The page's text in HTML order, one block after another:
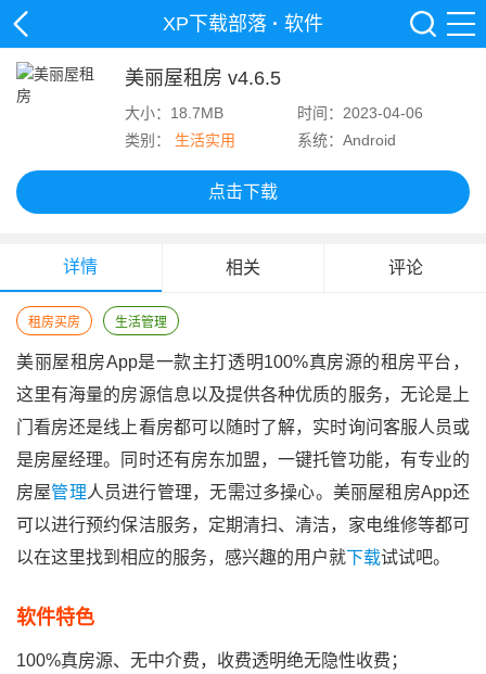
XP下载部落· 软件
美丽屋租房 v4.6.5
大小：18.7MB
时间：2023-04-06
类别： 生活实用 系统：Android
点击下载
详情 相关 评论
租房买房 生活管理
美丽屋租房app是一款主打透明100%真房源的租房平台，
这里有海量的房源信息以及提供各种优质的服务，无论是上
门看房还是线上看房都可以随时了解，实时询问客服人员或
是房屋经理。同时还有房东加盟，一键托管功能，有专业的
房屋管理人员进行管理，无需过多操心。美丽屋租房app还
可以进行预约保洁服务，定期清扫、清洁，家电维修等都可
以在这里找到相应的服务，感兴趣的用户就下载试试吧。
软件特色
100%真房源、无中介费，收费透明绝无隐性收费；